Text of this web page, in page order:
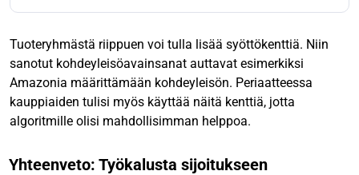
Tuoteryhmästä riippuen voi tulla lisää syöttökenttiä. Niin
sanotut kohdeyleisöavainsanat auttavat esimerkiksi
Amazonia määrittämään kohdeyleisön. Periaatteessa
kauppiaiden tulisi myös käyttää näitä kenttiä, jotta
algoritmille olisi mahdollisimman helppoa.
Yhteenveto: Työkalusta sijoitukseen